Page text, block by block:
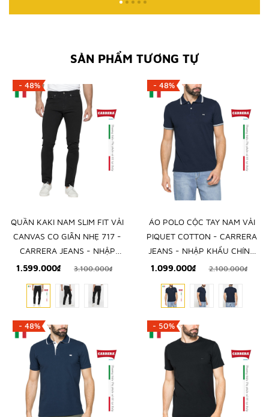
SẢN PHẨM TƯƠNG TỰ
- 48%
QUẦN KAKI NAM SLIM FIT VẢI
CANVAS CO GIÃN NHẸ 717 -
CARRERA JEANS - NHẬP
KHẨU CHÍNH NGẠCH TỪ Ý
1.599.000₫ 3.100.000₫
- 48%
ÁO POLO CỘC TAY NAM VẢI
PIQUET COTTON - CARRERA
JEANS - NHẬP KHẨU CHÍNH
NGẠCH TỪ ITALIA
1.099.000₫ 2.100.000₫
- 48% - 50%